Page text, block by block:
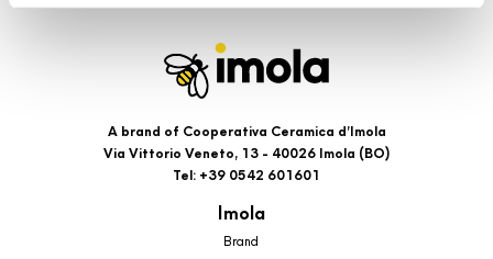
comunque modificare le tue scelte in qualsiasi momento,
accedendo al link presente nel footer.
A brand of Cooperativa Ceramica d’Imola
Via Vittorio Veneto, 13 - 40026 Imola (BO)
Tel: +39 0542 601601
Imola
Brand